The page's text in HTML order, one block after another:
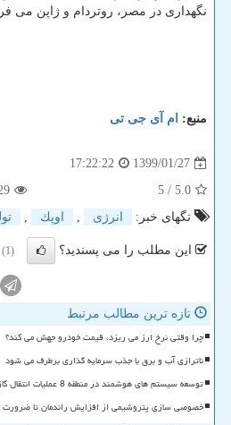
نگهداری در مصر، روتردام و ژاپن می
منبع: ام آی جی تی
1399/01/27
17:22:22
5.0
/ 5
تگهای خبر:
انرژی , اوپك ,
این مطلب را می پسندید؟ (1)
تازه ترین مطالب مرتبط
چرا وقتی نرخ ارز می ریزد، قیمت خودرو جهش می کند؟
ناترازی آب و برق با جذب سرمایه گذاری برطرف می شود
توسعه سیستم های هوشمند در منطقه 8 عملیات انتقال گاز شتاب گرفت
خصوصی سازی پتروشیمی از افزایش راندمان تا ضرورت